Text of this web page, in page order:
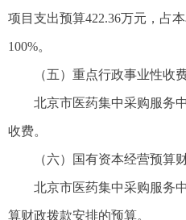
项目支出预算422.36万元，占
100%。
（五）重点行政事业性收
北京市医药集中采购服务
收费。
（六）国有资本经营预算
北京市医药集中采购服务
算财政拨款安排的预算。